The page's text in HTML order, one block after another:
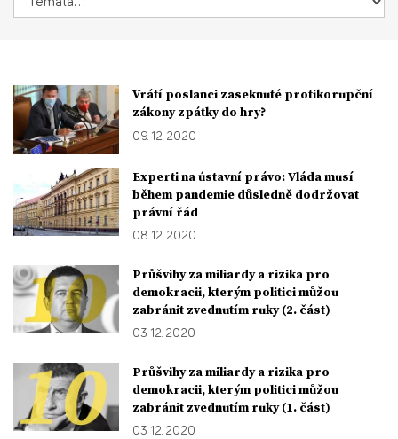
Vrátí poslanci zaseknuté protikorupční
zákony zpátky do hry?
09. 12. 2020
Experti na ústavní právo: Vláda musí
během pandemie důsledně dodržovat
právní řád
08. 12. 2020
Průšvihy za miliardy a rizika pro
demokracii, kterým politici můžou
zabránit zvednutím ruky (2. část)
03. 12. 2020
Průšvihy za miliardy a rizika pro
demokracii, kterým politici můžou
zabránit zvednutím ruky (1. část)
03. 12. 2020